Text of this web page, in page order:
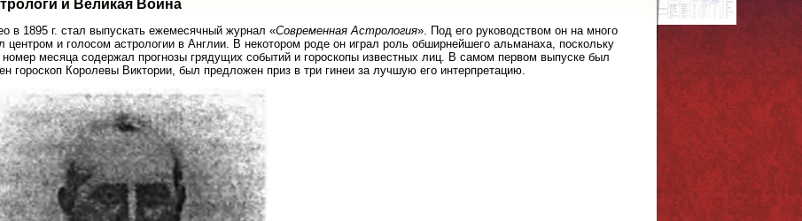
и Великая Война
в 1895 г. стал выпускать ежемесячный журнал «Современная Астрология». Под его руководством он на много
центром и голосом астрологии в Англии. В некотором роде он играл роль обширнейшего альманаха, поскольку
месяца содержал прогнозы грядущих событий и гороскопы известных лиц. В самом первом выпуске был
гороскоп Королевы Виктории, был предложен приз в три гинеи за лучшую его интерпретацию.